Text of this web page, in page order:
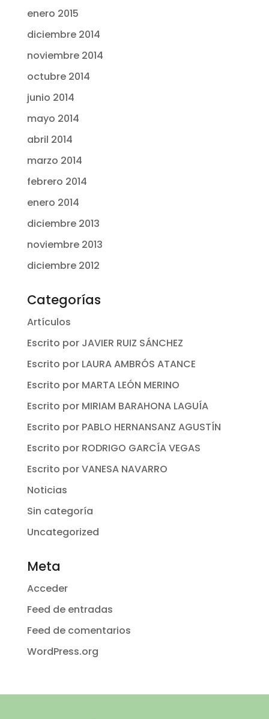
enero 2015
diciembre 2014
noviembre 2014
octubre 2014
junio 2014
mayo 2014
abril 2014
marzo 2014
febrero 2014
enero 2014
diciembre 2013
noviembre 2013
diciembre 2012
Categorías
Artículos
Escrito por JAVIER RUIZ SÁNCHEZ
Escrito por LAURA AMBRÓS ATANCE
Escrito por MARTA LEÓN MERINO
Escrito por MIRIAM BARAHONA LAGUÍA
Escrito por PABLO HERNANSANZ AGUSTÍN
Escrito por RODRIGO GARCÍA VEGAS
Escrito por VANESA NAVARRO
Noticias
Sin categoría
Uncategorized
Meta
Acceder
Feed de entradas
Feed de comentarios
WordPress.org